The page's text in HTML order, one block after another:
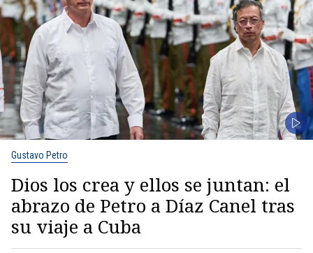
Gustavo Petro
Dios los crea y ellos se juntan: el
abrazo de Petro a Díaz Canel tras
su viaje a Cuba